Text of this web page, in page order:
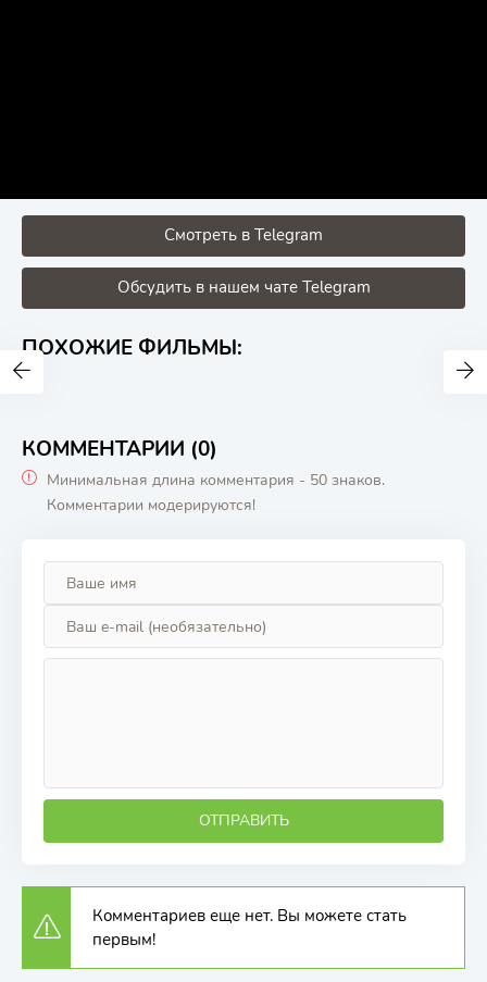
Смотреть в Telegram
Обсудить в нашем чате Telegram
ПОХОЖИЕ ФИЛЬМЫ:
КОММЕНТАРИИ (0)
Минимальная длина комментария - 50 знаков.
Комментарии модерируются!
ОТПРАВИТЬ
Комментариев еще нет. Вы можете стать
первым!